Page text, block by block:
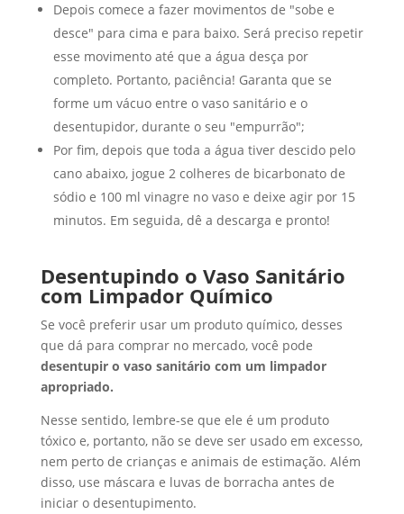
Depois comece a fazer movimentos de "sobe e
desce" para cima e para baixo. Será preciso repetir
esse movimento até que a água desça por
completo. Portanto, paciência! Garanta que se
forme um vácuo entre o vaso sanitário e o
desentupidor, durante o seu "empurrão";
Por fim, depois que toda a água tiver descido pelo
cano abaixo, jogue 2 colheres de bicarbonato de
sódio e 100 ml vinagre no vaso e deixe agir por 15
minutos. Em seguida, dê a descarga e pronto!
Desentupindo o Vaso Sanitário
com Limpador Químico
Se você preferir usar um produto químico, desses
que dá para comprar no mercado, você pode
desentupir o vaso sanitário com um limpador
apropriado.
Nesse sentido, lembre-se que ele é um produto
tóxico e, portanto, não se deve ser usado em excesso,
nem perto de crianças e animais de estimação. Além
disso, use máscara e luvas de borracha antes de
iniciar o desentupimento.